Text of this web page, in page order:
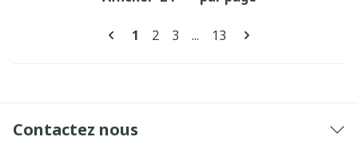
Pages
Vous lisez actuellement la page
1 Page
2 Page
3 ... Page
13
Contactez nous